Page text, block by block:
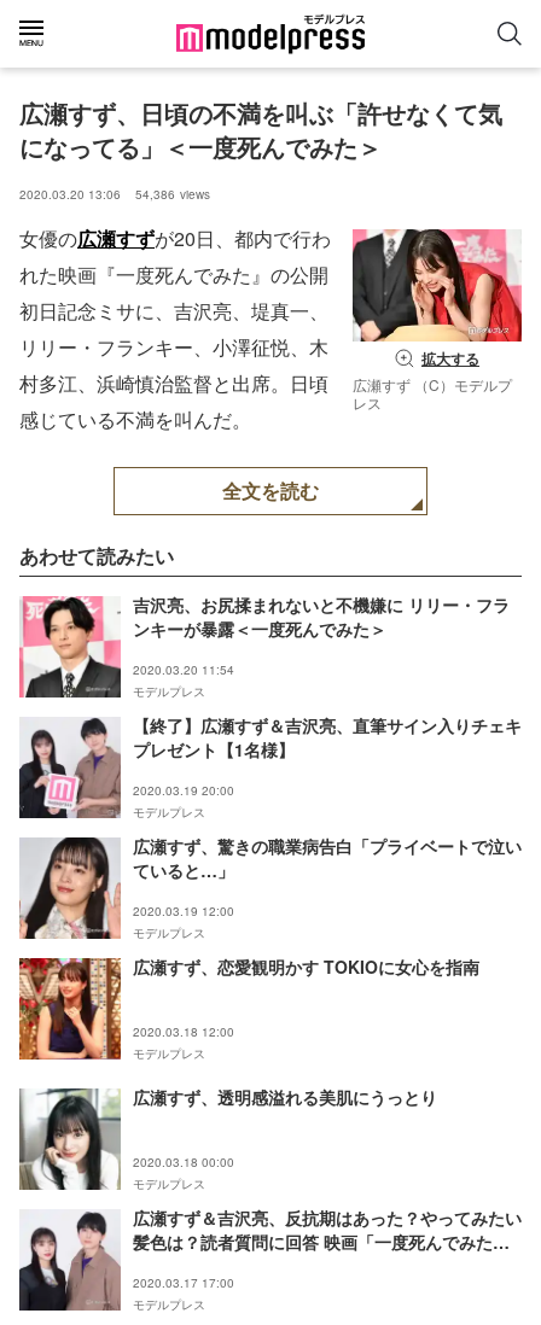
広瀬すず、日頃の不満を叫ぶ「許せなくて気
になってる」＜一度死んでみた＞
2020.03.20 13:06 54,386 views
拡大する
広瀬すず （C）モデルプ
レス
女優の広瀬すずが20日、都内で行わ
れた映画『一度死んでみた』の公開
初日記念ミサに、吉沢亮、堤真一、
リリー・フランキー、小澤征悦、木
村多江、浜崎慎治監督と出席。日頃
感じている不満を叫んだ。
全文を読む
あわせて読みたい
吉沢亮、お尻揉まれないと不機嫌に リリー・フラ
ンキーが暴露＜一度死んでみた＞
2020.03.20 11:54
モデルプレス
【終了】広瀬すず＆吉沢亮、直筆サイン入りチェキ
プレゼント【1名様】
2020.03.19 20:00
モデルプレス
広瀬すず、驚きの職業病告白「プライベートで泣い
ていると…」
2020.03.19 12:00
モデルプレス
広瀬すず、恋愛観明かす TOKIOに女心を指南
2020.03.18 12:00
モデルプレス
広瀬すず、透明感溢れる美肌にうっとり
2020.03.18 00:00
モデルプレス
広瀬すず＆吉沢亮、反抗期はあった？やってみたい
髪色は？読者質問に回答 映画「一度死んでみた」
2020.03.17 17:00
モデルプレス